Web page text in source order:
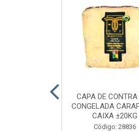
CAPA DE CONTRA
CONGELADA
CAIXA ±20KG
Código: 28836